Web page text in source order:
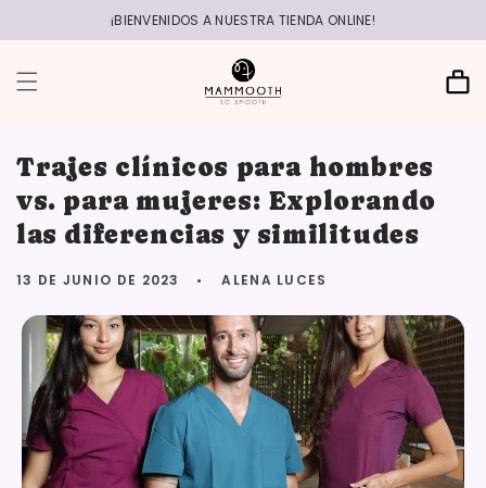
contenido
¡BIENVENIDOS A NUESTRA TIENDA ONLINE!
Carrito
Trajes clínicos para hombres
vs. para mujeres: Explorando
las diferencias y similitudes
13 DE JUNIO DE 2023 ALENA LUCES